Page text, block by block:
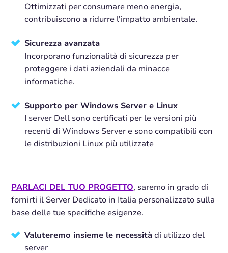
Ottimizzati per consumare meno energia,
contribuiscono a ridurre l'impatto ambientale.
Sicurezza avanzata
Incorporano funzionalità di sicurezza per
proteggere i dati aziendali da minacce
informatiche.
Supporto per Windows Server e Linux
I server Dell sono certificati per le versioni più
recenti di Windows Server e sono compatibili con
le distribuzioni Linux più utilizzate
PARLACI DEL TUO PROGETTO, saremo in grado di
fornirti il Server Dedicato in Italia personalizzato sulla
base delle tue specifiche esigenze.
Valuteremo insieme le necessitàdi utilizzo del
server